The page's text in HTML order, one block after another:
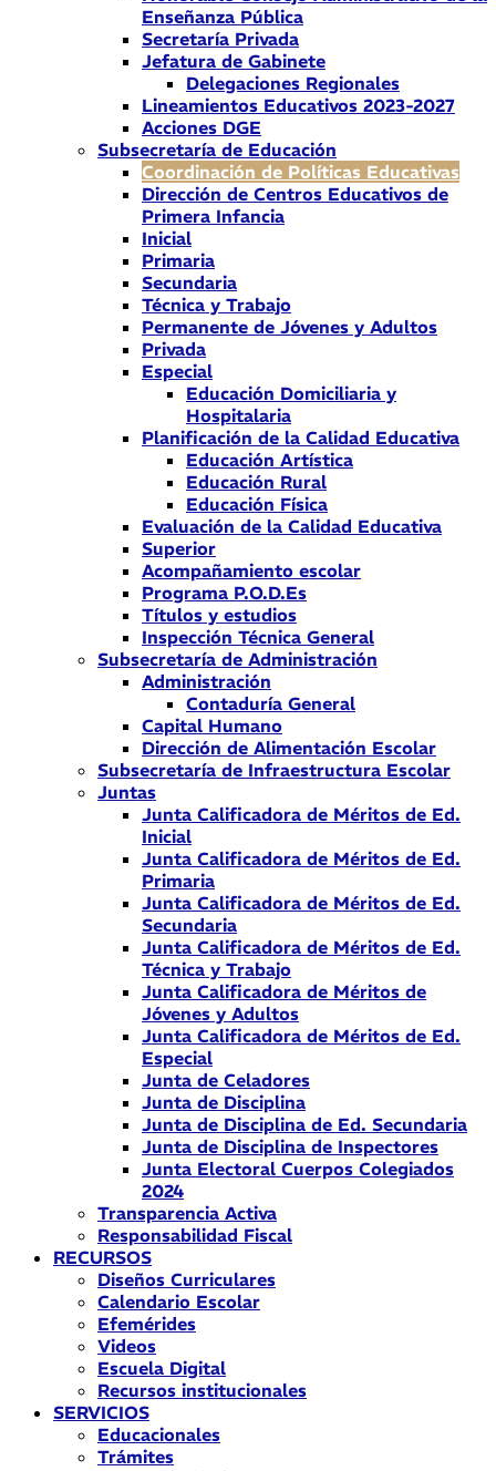
Enseñanza Pública
Secretaría Privada
Jefatura de Gabinete
Delegaciones Regionales
Lineamientos Educativos 2023-2027
Acciones DGE
Subsecretaría de Educación
Coordinación de Políticas Educativas
Dirección de Centros Educativos de
Primera Infancia
Inicial
Primaria
Secundaria
Técnica y Trabajo
Permanente de Jóvenes y Adultos
Privada
Especial
Educación Domiciliaria y
Hospitalaria
Planificación de la Calidad Educativa
Educación Artística
Educación Rural
Educación Física
Evaluación de la Calidad Educativa
Superior
Acompañamiento escolar
Programa P.O.D.Es
Títulos y estudios
Inspección Técnica General
Subsecretaría de Administración
Administración
Contaduría General
Capital Humano
Dirección de Alimentación Escolar
Subsecretaría de Infraestructura Escolar
Juntas
Junta Calificadora de Méritos de Ed.
Inicial
Junta Calificadora de Méritos de Ed.
Primaria
Junta Calificadora de Méritos de Ed.
Secundaria
Junta Calificadora de Méritos de Ed.
Técnica y Trabajo
Junta Calificadora de Méritos de
Jóvenes y Adultos
Junta Calificadora de Méritos de Ed.
Especial
Junta de Celadores
Junta de Disciplina
Junta de Disciplina de Ed. Secundaria
Junta de Disciplina de Inspectores
Junta Electoral Cuerpos Colegiados
2024
Transparencia Activa
Responsabilidad Fiscal
RECURSOS
Diseños Curriculares
Calendario Escolar
Efemérides
Videos
Escuela Digital
Recursos institucionales
SERVICIOS
Educacionales
Trámites